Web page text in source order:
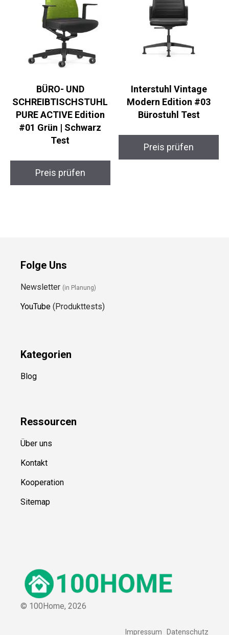
BÜRO- UND
SCHREIBTISCHSTUHL
PURE ACTIVE Edition
#01 Grün | Schwarz
Test
Preis prüfen
Interstuhl Vintage
Modern Edition #03
Bürostuhl Test
Preis prüfen
Folge Uns
Newsletter (in Planung)
YouTube (Produkttests)
Kategorien
Blog
Ressourcen
Über uns
Kontakt
Kooperation
Sitemap
© 100Home, 2026
Impressum Datenschutz